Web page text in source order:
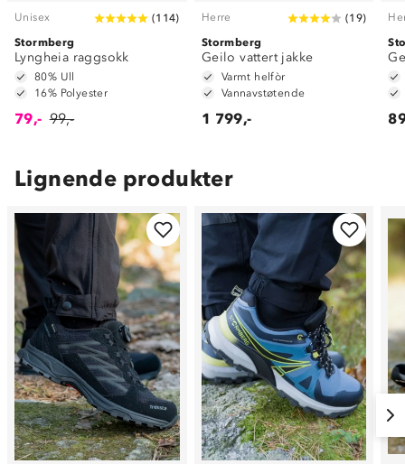
Unisex (114)
Stormberg
Lyngheia raggsokk
80% Ull
16% Polyester
79,- 99,-
Herre (19)
Stormberg
Geilo vattert jakke
Varmt helfòr
Vannavstøtende
1 799,-
Lignende produkter